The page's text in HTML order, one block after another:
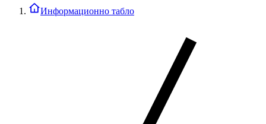
Информационно табло